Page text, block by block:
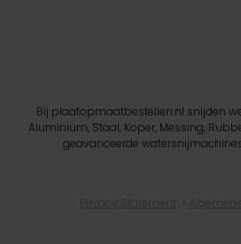
Bij plaatopmaatbestellen.nl snijden
Aluminium, Staal, Koper, Messing,
geavanceerde
Privacy Statement •